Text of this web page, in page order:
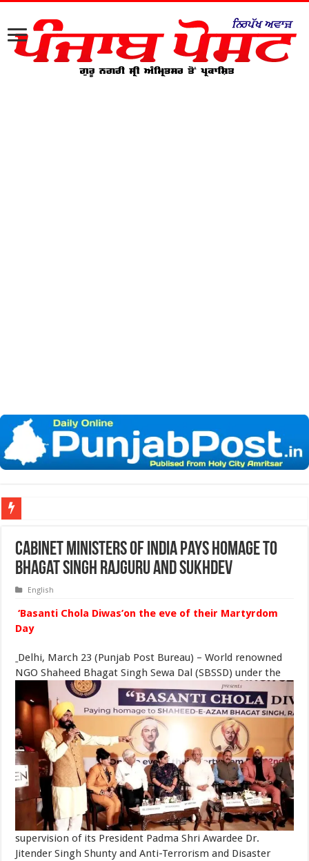
Cabinet Ministers of India pays Homage to
Bhagat Singh Rajguru and Sukhdev
English
‘Basanti Chola Diwas’on the eve of their Martyrdom
Day
Delhi, March 23 (Punjab Post Bureau) – World renowned
NGO Shaheed Bhagat Singh Sewa Dal (SBSSD) under the
supervision of its President Padma Shri Awardee Dr.
Jitender Singh Shunty and Anti-Terrorism and Disaster